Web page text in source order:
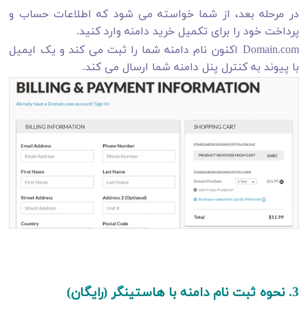
در مرحله بعد، از شما خواسته می شود که اطلاعات حساب و
پرداخت خود را برای تکمیل خرید دامنه وارد کنید.
Domain.com اکنون نام دامنه شما را ثبت می کند و یک ایمیل
با پیوند به کنترل پنل دامنه شما ارسال می کند.
3. نحوه ثبت نام دامنه با هاستینگر (رایگان)